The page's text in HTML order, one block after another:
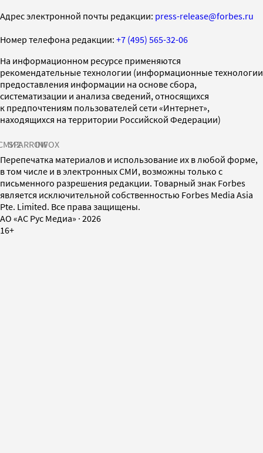
Адрес электронной почты редакции: press-release@forbes.ru
Номер телефона редакции: +7 (495) 565-32-06
На информационном ресурсе применяются
рекомендательные технологии (информационные технологии
предоставления информации на основе сбора,
систематизации и анализа сведений, относящихся
к предпочтениям пользователей сети «Интернет»,
находящихся на территории Российской Федерации)
SPARROWINFOX
Перепечатка материалов и использование их в любой форме,
в том числе и в электронных СМИ, возможны только с
письменного разрешения редакции. Товарный знак Forbes
является исключительной собственностью Forbes Media Asia
Pte. Limited. Все права защищены.
AO «АС Рус Медиа» · 2026
16+